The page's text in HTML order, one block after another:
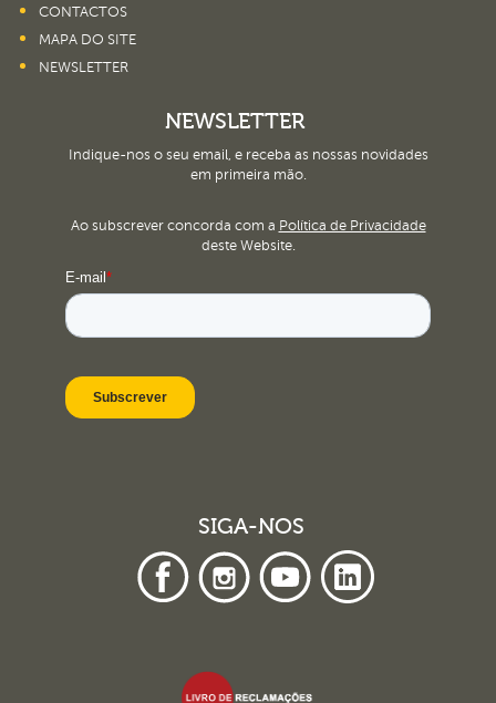
CONTACTOS
MAPA DO SITE
NEWSLETTER
NEWSLETTER
Indique-nos o seu email, e receba as nossas novidades
em primeira mão.
Ao subscrever concorda com a Política de Privacidade
deste Website.
SIGA-NOS